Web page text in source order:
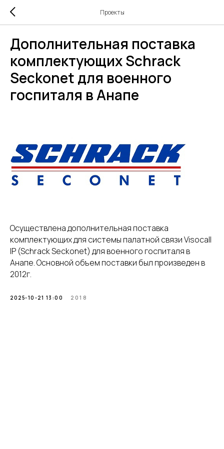
Проекты
Дополнительная поставка
комплектующих Schrack
Seckоnet для военного
госпиталя в Анапе
Осуществлена дополнительная поставка
комплектующих для системы палатной связи Visocall
IP (Schrack Seckоnet) для военного госпиталя в
Анапе. Основной объем поставки был произведен в
2012г.
2025-10-21 13:00 2018